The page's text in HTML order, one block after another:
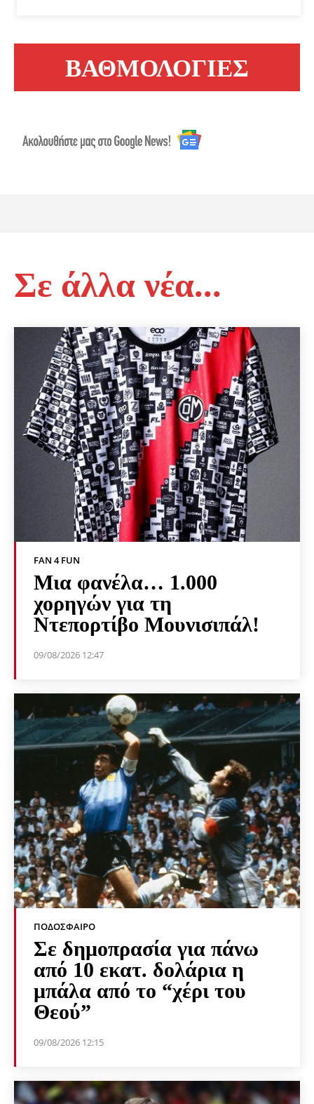
ΒΑΘΜΟΛΟΓΙΕΣ
Σε άλλα νέα...
FAN 4 FUN
Μια φανέλα… 1.000
χορηγών για τη
Ντεπορτίβο Μουνισιπάλ!
09/08/2026 12:47
ΠΟΔΌΣΦΑΙΡΟ
Σε δημοπρασία για πάνω
από 10 εκατ. δολάρια η
μπάλα από το “χέρι του
Θεού”
09/08/2026 12:15